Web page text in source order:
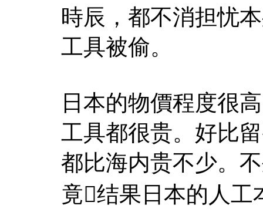
時辰，都不消担忧
工具被偷。
日本的物價程度很
工具都很贵。好比
都比海内贵不少。
竟结果日本的人工